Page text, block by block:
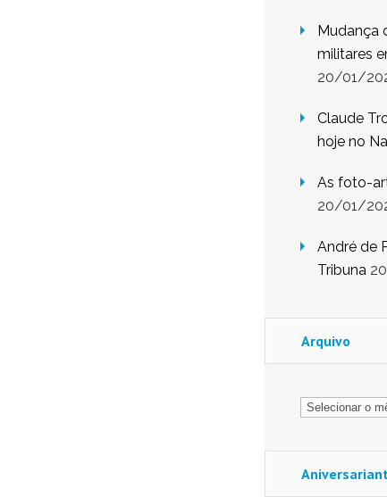
Mudança
militares
20/01/
Claude
hoje no
As foto-
20/01/
André de
Tribuna
Arquivo
Arquivo